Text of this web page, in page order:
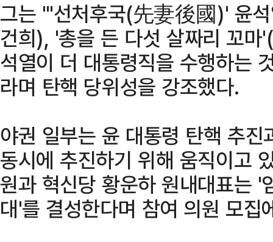
그는 "'선처후국(先妻後國)' 윤
건희), '총을 든 다섯 살짜리 꼬
석열이 더 대통령직을 수행하는
라며 탄핵 당위성을 강조했다.
야권 일부는 윤 대통령 탄핵 추
동시에 추진하기 위해 움직이고
원과 혁신당 황운하 원내대표는 '
대'를 결성한다며 참여 의원 모집